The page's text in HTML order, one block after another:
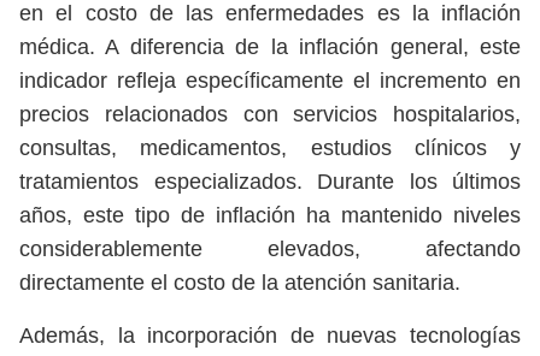
en el costo de las enfermedades es la inflación
médica. A diferencia de la inflación general, este
indicador refleja específicamente el incremento en
precios relacionados con servicios hospitalarios,
consultas, medicamentos, estudios clínicos y
tratamientos especializados. Durante los últimos
años, este tipo de inflación ha mantenido niveles
considerablemente elevados, afectando
directamente el costo de la atención sanitaria.
Además, la incorporación de nuevas tecnologías